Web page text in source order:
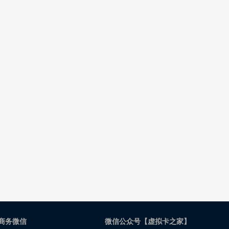
务微信 微信公众号【虚拟卡之家】